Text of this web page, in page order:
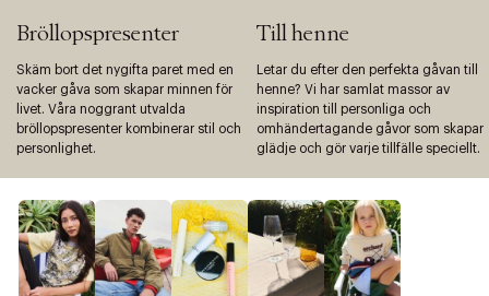
Bröllopspresenter
Skäm bort det nygifta paret med en
vacker gåva som skapar minnen för
livet. Våra noggrant utvalda
bröllopspresenter kombinerar stil och
personlighet.
Till henne
Letar du efter den perfekta gåvan till
henne? Vi har samlat massor av
inspiration till personliga och
omhändertagande gåvor som skapar
glädje och gör varje tillfälle speciellt.